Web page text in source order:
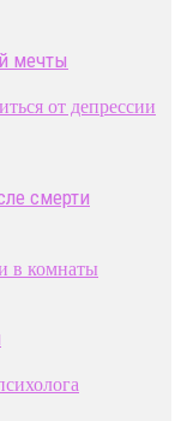
мечты
смерти